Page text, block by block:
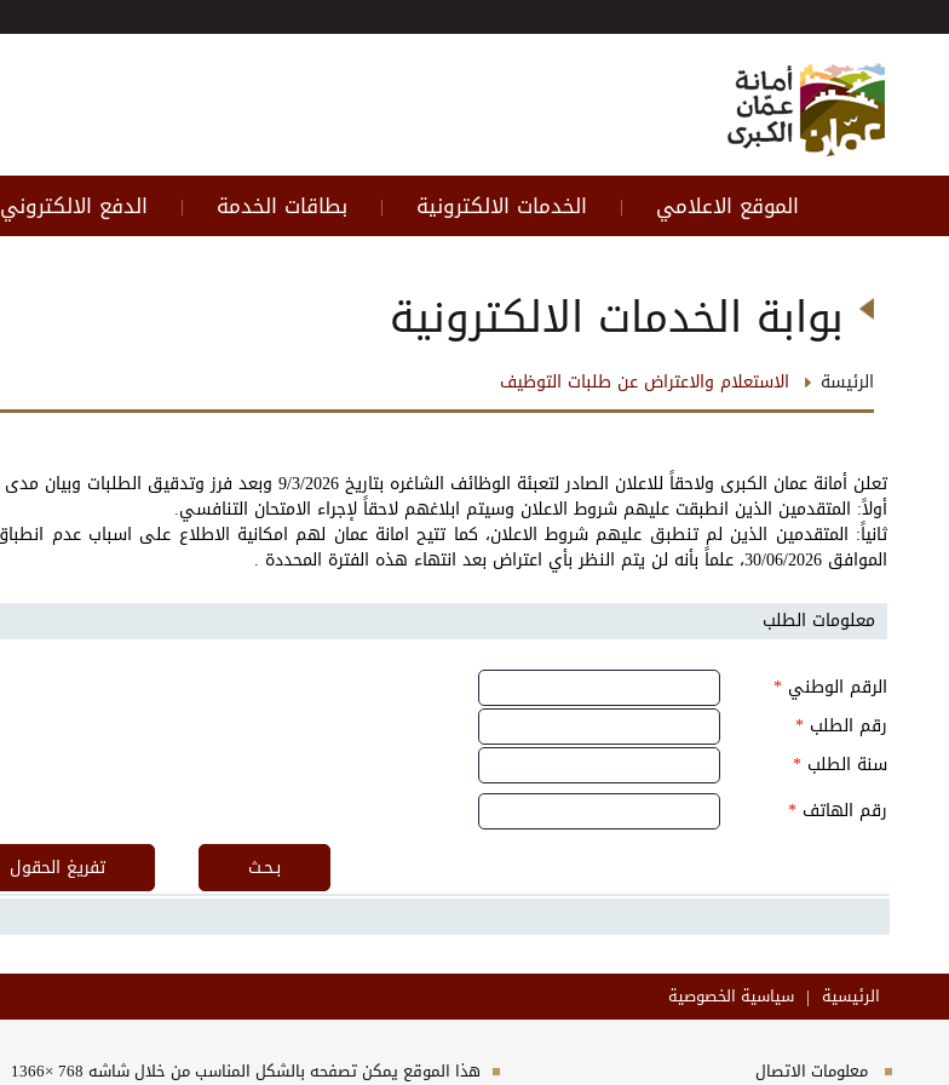
الموقع الاعلامي | الخدمات الالكترونية | بطاقات الخدمة | الدفع الالكتروني
بوابة الخدمات الالكترونية
الرئيسة الاستعلام والاعتراض عن طلبات التوظيف
تعلن أمانة عمان الكبرى ولاحقاً للاعلان الصادر لتعبئة الوظائف الشاغره بتاريخ 9/3/2026 وبعد فرز وتدقيق الطلبات وبيان مدى انطباق شروط إشغال الوظائف المطلوبة أو عدم انطباقها على :
أولاً: المتقدمين الذين انطبقت عليهم شروط الاعلان وسيتم ابلاغهم لاحقاً لإجراء الامتحان التنافسي.
الموافق 30/06/2026، علماً بأنه لن يتم النظر بأي اعتراض بعد انتهاء هذه الفترة المحددة .
معلومات الطلب
الرقم الوطني *
رقم الطلب *
سنة الطلب *
رقم الهاتف *
الرئيسية | سياسية الخصوصية
معلومات الاتصال هذا الموقع يمكن تصفحه بالشكل المناسب من خلال شاشه 768 ×1366